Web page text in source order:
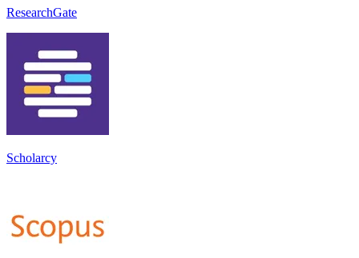
ResearchGate
Scholarcy